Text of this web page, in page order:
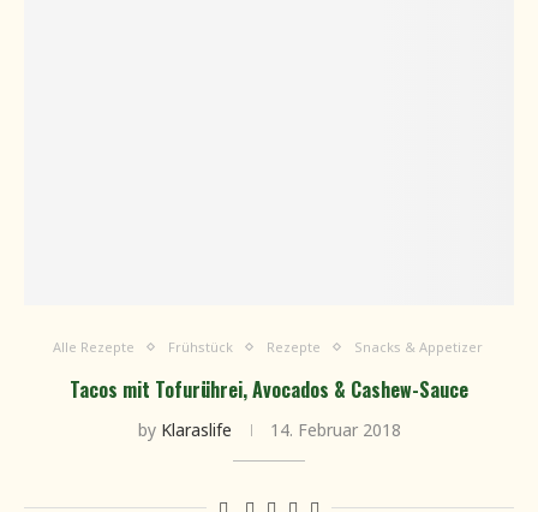
Alle Rezepte Frühstück Rezepte Snacks & Appetizer
Tacos mit Tofurührei, Avocados & Cashew-Sauce
by Klaraslife 14. Februar 2018